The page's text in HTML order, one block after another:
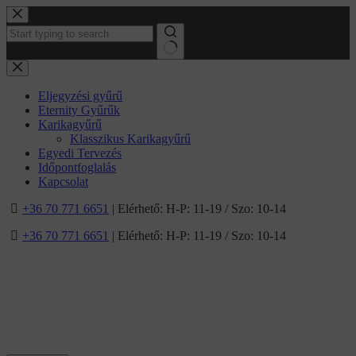
Ugrás
a
tartalomhoz
No
results
Eljegyzési gyűrű
Eternity Gyűrűk
Karikagyűrű
Klasszikus Karikagyűrű
Egyedi Tervezés
Időpontfoglalás
Kapcsolat
+36 70 771 6651 | Elérhető: H-P: 11-19 / Szo: 10-14
+36 70 771 6651 | Elérhető: H-P: 11-19 / Szo: 10-14